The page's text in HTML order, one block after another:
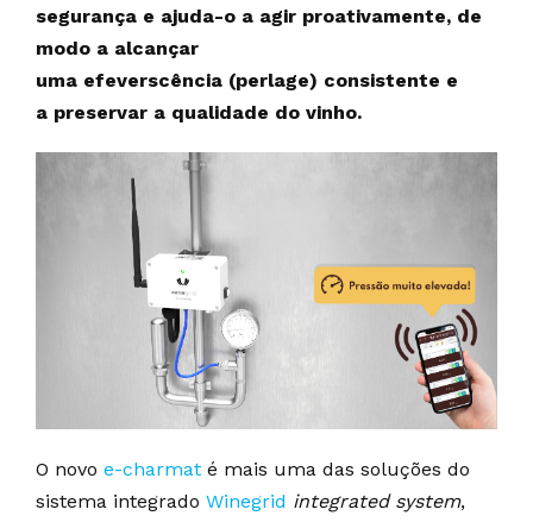
segurança e ajuda-o a agir proativamente, de
modo a alcançar
uma efeverscência (perlage) consistente e
a preservar a qualidade do vinho.
O novo e-charmat é mais uma das soluções do
sistema integrado Winegrid integrated system,